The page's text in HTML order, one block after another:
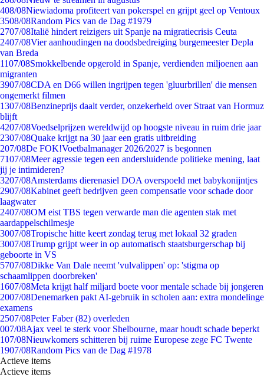
408/08Niewiadoma profiteert van pokerspel en grijpt geel op Ventoux
3508/08Random Pics van de Dag #1979
2707/08Italië hindert reizigers uit Spanje na migratiecrisis Ceuta
2407/08Vier aanhoudingen na doodsbedreiging burgemeester Depla
van Breda
1107/08Smokkelbende opgerold in Spanje, verdienden miljoenen aan
migranten
3907/08CDA en D66 willen ingrijpen tegen 'gluurbrillen' die mensen
ongemerkt filmen
1307/08Benzineprijs daalt verder, onzekerheid over Straat van Hormuz
blijft
4207/08Voedselprijzen wereldwijd op hoogste niveau in ruim drie jaar
2307/08Quake krijgt na 30 jaar een gratis uitbreiding
207/08De FOK!Voetbalmanager 2026/2027 is begonnen
7107/08Meer agressie tegen een andersluidende politieke mening, laat
jij je intimideren?
3207/08Amsterdams dierenasiel DOA overspoeld met babykonijntjes
2907/08Kabinet geeft bedrijven geen compensatie voor schade door
laagwater
2407/08OM eist TBS tegen verwarde man die agenten stak met
aardappelschilmesje
3007/08Tropische hitte keert zondag terug met lokaal 32 graden
3007/08Trump grijpt weer in op automatisch staatsburgerschap bij
geboorte in VS
5707/08Dikke Van Dale neemt 'vulvalippen' op: 'stigma op
schaamlippen doorbreken'
1607/08Meta krijgt half miljard boete voor mentale schade bij jongeren
2007/08Denemarken pakt AI-gebruik in scholen aan: extra mondelinge
examens
2507/08Peter Faber (82) overleden
007/08Ajax veel te sterk voor Shelbourne, maar houdt schade beperkt
107/08Nieuwkomers schitteren bij ruime Europese zege FC Twente
1907/08Random Pics van de Dag #1978
Actieve items
Actieve items